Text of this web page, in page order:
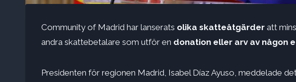
Community of Madrid har lanserats olika skatteåtgärder att
andra skattebetalare som utför en donation eller arv av någon
Presidenten för regionen Madrid, Isabel Díaz Ayuso, meddelade